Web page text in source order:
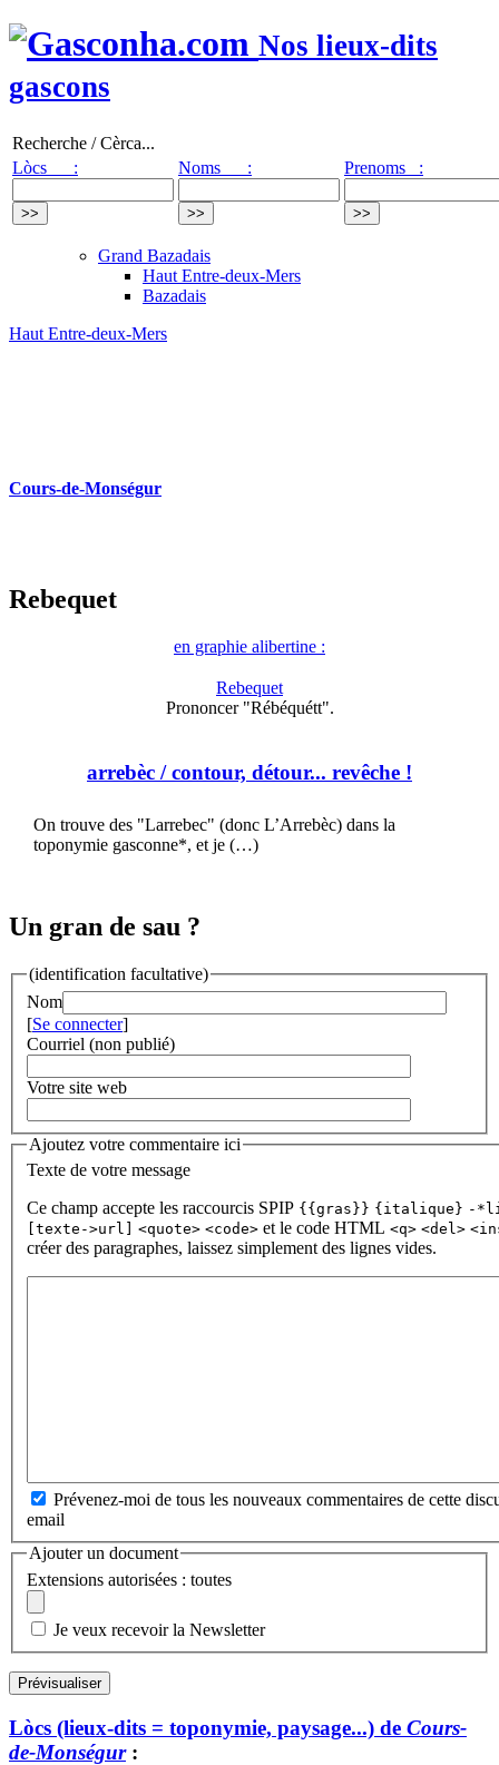
Nos lieux-dits
gascons
Recherche / Cèrca...
Lòcs :
Noms : Prenoms :
Grand Bazadais
Haut Entre-deux-Mers
Bazadais
Haut Entre-deux-Mers
Cours-de-Monségur
Rebequet
en graphie alibertine :
Rebequet
Prononcer "Rébéquétt".
arrebèc / contour, détour... revêche !
On trouve des "Larrebec" (donc L’Arrebèc) dans la
toponymie gasconne*, et je (…)
Un gran de sau ?
(identification facultative)
Nom
[Se connecter]
Courriel (non publié)
Votre site web
Ajoutez votre commentaire ici
Texte de votre message
Ce champ accepte les raccourcis SPIP {{gras}} {italique} -
[texte->url]
<quote> <code> et le code HTML <q> <del>
créer des paragraphes, laissez simplement des lignes vides.
Prévenez-moi de tous les nouveaux commentaires de cette
email
Ajouter un document
Extensions autorisées : toutes
Je veux recevoir la Newsletter
Lòcs (lieux-dits = toponymie, paysage...) de Cours-
de-Monségur: